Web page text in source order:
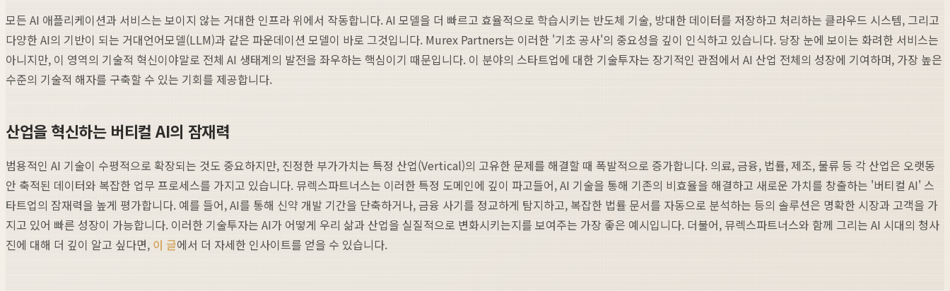
모든 AI 애플리케이션과 서비스는 보이지 않는 거대한 인프라 위에서 작동합니다. AI 모델을 더 빠르고 효율적으로 학습시키는 반도체 기술, 방대한 데이터를 저장하고 처리하는 클라우드 시스템, 그리고
다양한 AI의 기반이 되는 거대언어모델(LLM)과 같은 파운데이션 모델이 바로 그것입니다. Murex Partners는 이러한 '기초 공사'의 중요성을 깊이 인식하고 있습니다. 당장 눈에 보이는 화려한 서비스는
아니지만, 이 영역의 기술적 혁신이야말로 전체 AI 생태계의 발전을 좌우하는 핵심이기 때문입니다. 이 분야의 스타트업에 대한 기술투자는 장기적인 관점에서 AI 산업 전체의 성장에 기여하며, 가장 높은
수준의 기술적 해자를 구축할 수 있는 기회를 제공합니다.
산업을 혁신하는 버티컬 AI의 잠재력
범용적인 AI 기술이 수평적으로 확장되는 것도 중요하지만, 진정한 부가가치는 특정 산업(Vertical)의 고유한 문제를 해결할 때 폭발적으로 증가합니다. 의료, 금융, 법률, 제조, 물류 등 각 산업은 오랫동
안 축적된 데이터와 복잡한 업무 프로세스를 가지고 있습니다. 뮤렉스파트너스는 이러한 특정 도메인에 깊이 파고들어, AI 기술을 통해 기존의 비효율을 해결하고 새로운 가치를 창출하는 '버티컬 AI' 스
타트업의 잠재력을 높게 평가합니다. 예를 들어, AI를 통해 신약 개발 기간을 단축하거나, 금융 사기를 정교하게 탐지하고, 복잡한 법률 문서를 자동으로 분석하는 등의 솔루션은 명확한 시장과 고객을 가
지고 있어 빠른 성장이 가능합니다. 이러한 기술투자는 AI가 어떻게 우리 삶과 산업을 실질적으로 변화시키는지를 보여주는 가장 좋은 예시입니다. 더불어, 뮤렉스파트너스와 함께 그리는 AI 시대의 청사
진에 대해 더 깊이 알고 싶다면, 이 글에서 더 자세한 인사이트를 얻을 수 있습니다.